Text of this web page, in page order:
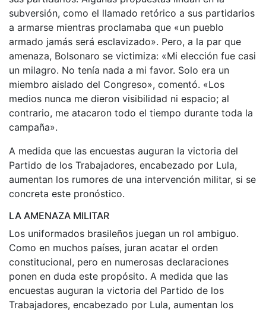
subversión, como el llamado retórico a sus partidarios
a armarse mientras proclamaba que «un pueblo
armado jamás será esclavizado». Pero, a la par que
amenaza, Bolsonaro se victimiza: «Mi elección fue casi
un milagro. No tenía nada a mi favor. Solo era un
miembro aislado del Congreso», comentó. «Los
medios nunca me dieron visibilidad ni espacio; al
contrario, me atacaron todo el tiempo durante toda la
campaña».
A medida que las encuestas auguran la victoria del
Partido de los Trabajadores, encabezado por Lula,
aumentan los rumores de una intervención militar, si se
concreta este pronóstico.
LA AMENAZA MILITAR
Los uniformados brasileños juegan un rol ambiguo.
Como en muchos países, juran acatar el orden
constitucional, pero en numerosas declaraciones
ponen en duda este propósito. A medida que las
encuestas auguran la victoria del Partido de los
Trabajadores, encabezado por Lula, aumentan los